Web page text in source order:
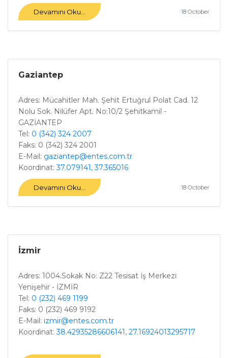
Devamını Oku... 18 October
Gaziantep
Adres: Mücahitler Mah. Şehit Ertuğrul Polat Cad. 12
Nolu Sok. Nilüfer Apt. No:10/2 Şehitkamil -
GAZİANTEP
Tel: 0 (342) 324 2007
Faks: 0 (342) 324 2001
E-Mail: gaziantep@entes.com.tr
Koordinat:37.079141, 37.365016
Devamını Oku... 18 October
İzmir
Adres: 1004.Sokak No: Z22 Tesisat İş Merkezi
Yenişehir - İZMİR
Tel: 0 (232) 469 1199
Faks: 0 (232) 469 9192
E-Mail: izmir@entes.com.tr
Koordinat:38.42935286606141, 27.16924013295717